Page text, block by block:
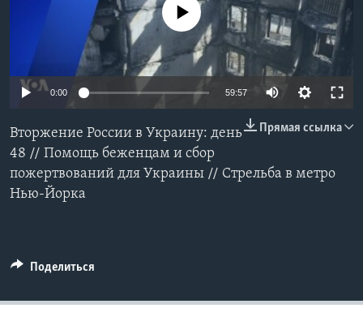
Learning English
СОЦИАЛЬНЫЕ СЕТИ
Языки
No media source currently available
0:00 59:57
Прямая ссылка
Вторжение России в Украину: день
48 // Помощь беженцам и сбор
пожертвований для Украины // Стрельба в метро
Нью-Йорка
Поделиться